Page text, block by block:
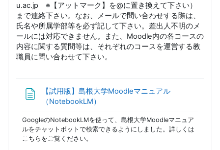
u.ac.jp ※【アットマーク】を@に置き換えて下さい）
まで連絡下さい。なお、メールで問い合わせする際は、
氏名や所属学部等を必ず記して下さい。差出人不明のメ
ールには対応できません。また、Moodle内の各コースの
内容に関する質問等は、それぞれのコースを運営する教
職員に問い合わせて下さい。
【試用版】島根大学Moodleマニュアル
（NotebookLM）
GoogleのNotebookLMを使って、島根大学Moodleマニュア
ルをチャットボットで検索できるようにしました。詳しくは
こちらをご覧ください。